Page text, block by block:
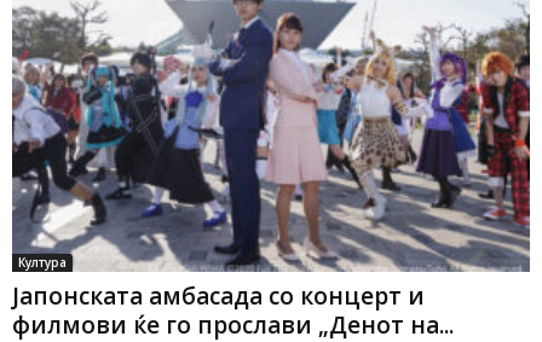
Култура
Јапонската амбасада со концерт и
филмови ќе го прослави „Денот на...